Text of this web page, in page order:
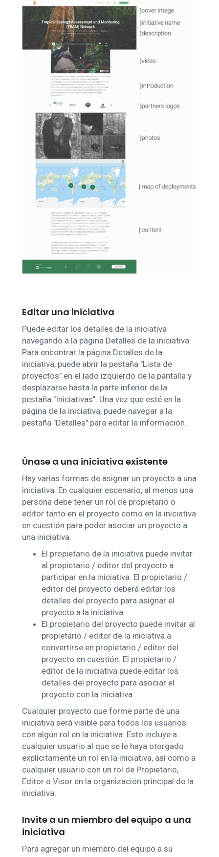
Editar una iniciativa
Puede editar los detalles de la iniciativa
navegando a la página Detalles de la iniciativa.
Para encontrar la página Detalles de la
iniciativa, puede abrir la pestaña "Lista de
proyectos" en el lado izquierdo de la pantalla y
desplazarse hasta la parte inferior de la
pestaña "Iniciativas". Una vez que esté en la
página de la iniciativa, puede navegar a la
pestaña "Detalles" para editar la información.
Únase a una iniciativa existente
Hay varias formas de asignar un proyecto a una
iniciativa. En cualquier escenario, al menos una
persona debe tener un rol de propietario o
editor tanto en el proyecto como en la iniciativa
en cuestión para poder asociar un proyecto a
una iniciativa.
El propietario de la iniciativa puede invitar
al propietario / editor del proyecto a
participar en la iniciativa. El propietario /
editor del proyecto deberá editar los
detalles del proyecto para asignar el
proyecto a la iniciativa.
El propietario del proyecto puede invitar al
propietario / editor de la iniciativa a
convertirse en propietario / editor del
proyecto en cuestión. El propietario /
editor de la iniciativa puede editar los
detalles del proyecto para asociar el
proyecto con la iniciativa.
Cualquier proyecto que forme parte de una
iniciativa será visible para todos los usuarios
con algún rol en la iniciativa. Esto incluye a
cualquier usuario al que se le haya otorgado
explícitamente un rol en la iniciativa, así como a
cualquier usuario con un rol de Propietario,
Editor o Visor en la organización principal de la
iniciativa.
Invite a un miembro del equipo a una
iniciativa
Para agregar un miembro del equipo a su